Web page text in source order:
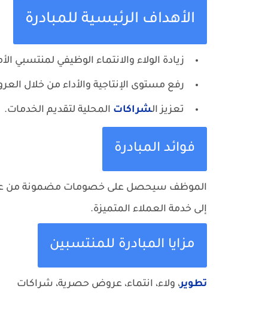
الأهداف الرئيسية للمبادرة
زيادة الولاء والانتماء الوظيفي لمنتسبي
رفع مستوى الإنتاجية والأداء من خلال
تعزيز الشراكات المحلية لتقديم الخدمات.
فوائد المبادرة
الموظف سيحصل على خصومات مضمونة من عدة
إلى خدمة العملاء المتميزة.
مزايا المبادرة للمنتسبين
تطوير، ولاء، انتماء، عروض حصرية، شراكات